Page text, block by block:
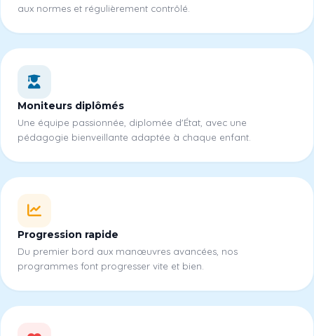
aux normes et régulièrement contrôlé.
Moniteurs diplômés
Une équipe passionnée, diplomée d'État, avec une
pédagogie bienveillante adaptée à chaque enfant.
Progression rapide
Du premier bord aux manœuvres avancées, nos
programmes font progresser vite et bien.